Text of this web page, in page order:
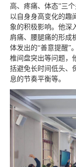
高、疼痛、体态”三
以自身身高变化的趣
象的积极影响。他深
肩痛、腰腿痛的形成
体发出的“善意提醒”
椎间盘突出等问题，
括避免长时间低头、
息的节奏平衡等。